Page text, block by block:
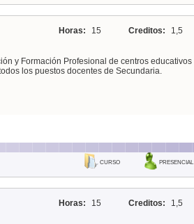
Horas: 15 Creditos:
1,5
y Formación Profesional de centros educativos
los puestos docentes de Secundaria.
PRESENCIAL
CURSO
Horas: 15 Creditos:
1,5